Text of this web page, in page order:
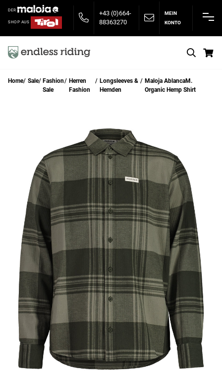
DER
SHOP AUS
+43 (0)664-
88363270
MEIN
KONTO
Home Sale
Fashion
Sale
Herren
Fashion
Longsleeves &
Hemden
Maloja AblancaM.
Organic Hemp Shirt